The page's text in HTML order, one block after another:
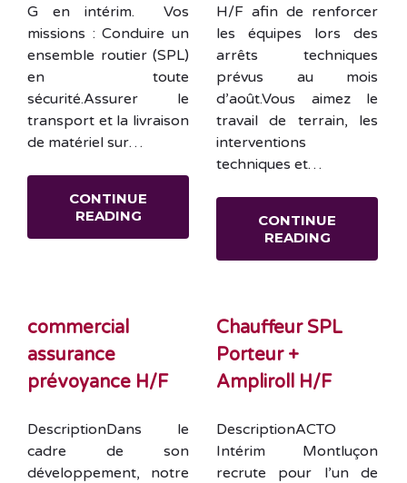
G en intérim. Vos
missions : Conduire un
ensemble routier (SPL)
en toute
sécurité.Assurer le
transport et la livraison
de matériel sur…
CONTINUE
READING
H/F afin de renforcer
les équipes lors des
arrêts techniques
prévus au mois
d’août.Vous aimez le
travail de terrain, les
interventions
techniques et…
CONTINUE
READING
commercial
assurance
prévoyance H/F
DescriptionDans le
cadre de son
développement, notre
Chauffeur SPL
Porteur +
Ampliroll H/F
DescriptionACTO
Intérim Montluçon
recrute pour l’un de